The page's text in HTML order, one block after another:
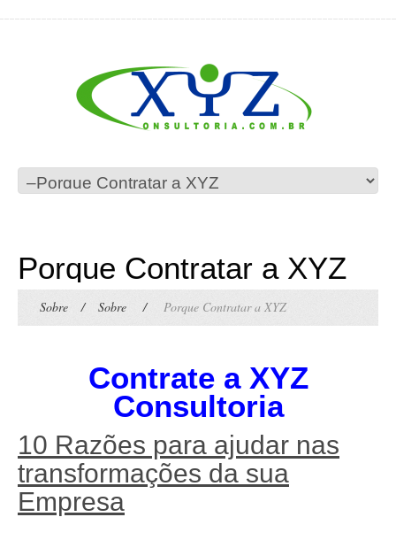
Porque Contratar a XYZ
Sobre / Sobre / Porque Contratar a XYZ
Contrate a XYZ
Consultoria
10 Razões para ajudar nas
transformações da sua
Empresa